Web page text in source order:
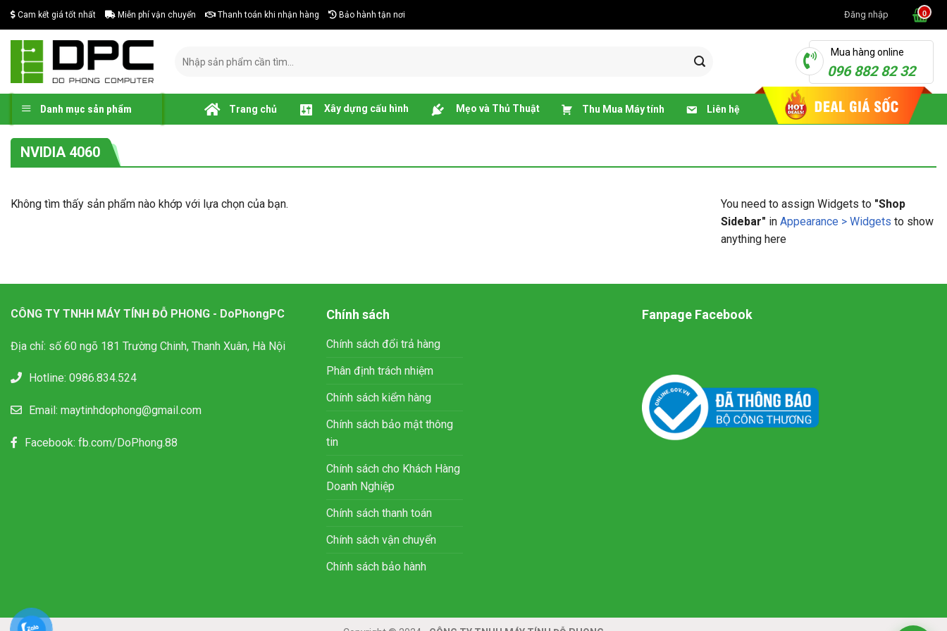
Skip
content
Cam kết giá tốt nhất Miễn phí vận chuyển Thanh toán khi nhận hàng Bảo hành tận nơi Đăng nhập
kiếm:
Mua hàng online
096 882 82 32
Danh mục sản phẩm Trang chủ Xây dựng cấu hình Mẹo và Thủ Thuật Thu Mua Máy tính Liên hệ
NVIDIA 4060
Không tìm thấy sản phẩm nào khớp với lựa chọn của bạn. You need to assign Widgets to "Shop
Sidebar" in Appearance > Widgets to show
anything here
CÔNG TY TNHH MÁY TÍNH ĐỖ PHONG - DoPhongPC
Địa chỉ: số 60 ngõ 181 Trường Chinh, Thanh Xuân, Hà Nội
Hotline: 0986.834.524
Email: maytinhdophong@gmail.com
Facebook: fb.com/DoPhong.88
Chính sách
Chính sách đổi trả hàng
Phân định trách nhiệm
Chính sách kiểm hàng
Chính sách bảo mật thông
tin
Chính sách cho Khách Hàng
Doanh Nghiệp
Chính sách thanh toán
Chính sách vận chuyển
Chính sách bảo hành
Fanpage Facebook